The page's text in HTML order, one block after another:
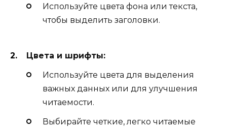
Используйте цвета фона или текста,
чтобы выделить заголовки.
Цвета и шрифты:
Используйте цвета для выделения
важных данных или для улучшения
читаемости.
Выбирайте четкие, легко читаемые